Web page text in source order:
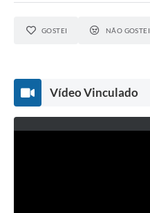
GOSTEI NÃO GOSTEI
Vídeo Vinculado